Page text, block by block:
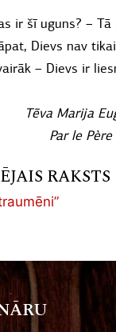
ir šī uguns? –
Dievs nav
– Dievs ir
Tēva Marija
Par le
RAKSTS